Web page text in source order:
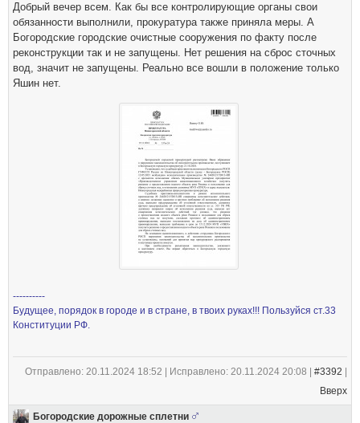
Добрый вечер всем. Как бы все контролирующие органы свои
обязанности выполнили, прокуратура также приняла меры. А
Богородские городские очистные сооружения по факту после
реконструкции так и не запущены. Нет решения на сброс сточных
вод, значит не запущены. Реально все вошли в положение только
Яшин нет.
----------
Будущее, порядок в городе и в стране, в твоих руках!!! Пользуйся ст.33
Конституции РФ.
Отправлено: 20.11.2024 18:52 | Исправлено: 20.11.2024 20:08 | #3392
Вверх
Богородские дорожные сплетни